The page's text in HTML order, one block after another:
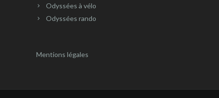
Odyssées à vélo
Odyssées rando
Mentions légales